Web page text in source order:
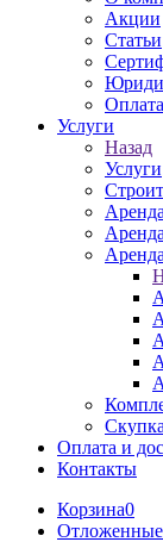
Акции
Статьи
Услуги
Назад
Услуги
Оплата и
Контакты
Корзина0
Отложенные